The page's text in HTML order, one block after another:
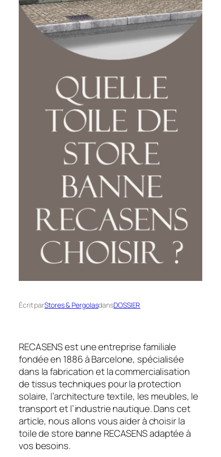
Écrit parStores & PergolasdansDOSSIER
RECASENS est une entreprise familiale
fondée en 1886 à Barcelone, spécialisée
dans la fabrication et la commercialisation
de tissus techniques pour la protection
solaire, l’architecture textile, les meubles, le
transport et l’industrie nautique. Dans cet
article, nous allons vous aider à choisir la
toile de store banne RECASENS adaptée à
vos besoins.